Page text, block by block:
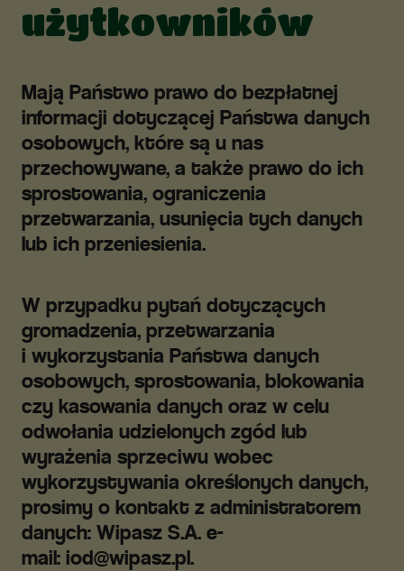
użytkowników
Mają Państwo prawo do bezpłatnej
informacji dotyczącej Państwa danych
osobowych, które są u nas
przechowywane, a także prawo do ich
sprostowania, ograniczenia
przetwarzania, usunięcia tych danych
lub ich przeniesienia.
W przypadku pytań dotyczących
gromadzenia, przetwarzania
i wykorzystania Państwa danych
osobowych, sprostowania, blokowania
czy kasowania danych oraz w celu
odwołania udzielonych zgód lub
wyrażenia sprzeciwu wobec
wykorzystywania określonych danych,
prosimy o kontakt z administratorem
danych: Wipasz S.A. e-
mail: iod@wipasz.pl.